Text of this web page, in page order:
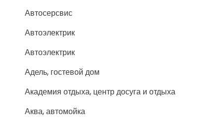
Автосерсвис
Автоэлектрик
Автоэлектрик
Адель, гостевой дом
Академия отдыха, центр досуга и отдыха
Аква, автомойка